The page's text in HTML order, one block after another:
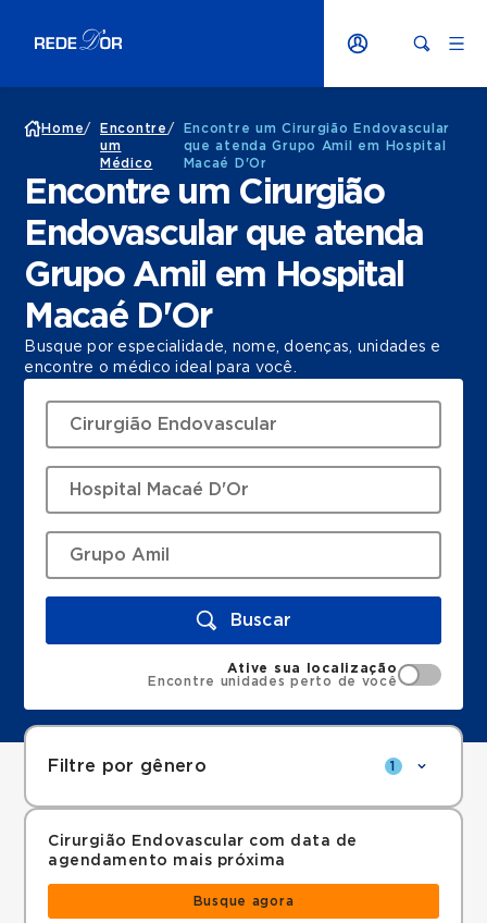
Home/
Encontre
um
Médico
/
Encontre um Cirurgião Endovascular
que atenda Grupo Amil em Hospital
Macaé D'Or
Encontre um Cirurgião
Endovascular que atenda
Grupo Amil em Hospital
Macaé D'Or
Busque por especialidade, nome, doenças, unidades e
encontre o médico ideal para você.
Buscar
Ative sua localização
Encontre unidades perto de você
Filtre por gênero 1
Cirurgião Endovascular com data de
agendamento mais próxima
Busque agora